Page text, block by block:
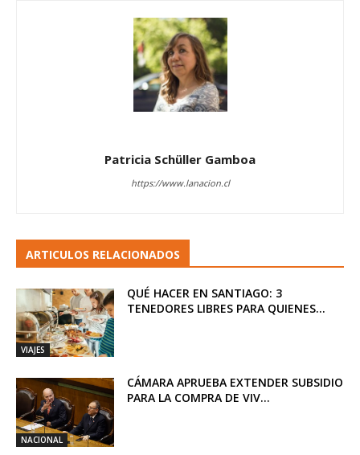
Patricia Schüller Gamboa
https://www.lanacion.cl
ARTICULOS RELACIONADOS
VIAJES
QUÉ HACER EN SANTIAGO: 3
TENEDORES LIBRES PARA QUIENES...
NACIONAL
CÁMARA APRUEBA EXTENDER SUBSIDIO
PARA LA COMPRA DE VIV...